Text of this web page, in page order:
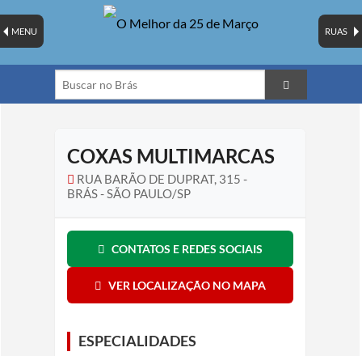
RUAS
MENU
COXAS MULTIMARCAS
RUA BARÃO DE DUPRAT, 315 -
BRÁS - SÃO PAULO/SP
CONTATOS E REDES SOCIAIS
VER LOCALIZAÇÃO NO MAPA
ESPECIALIDADES